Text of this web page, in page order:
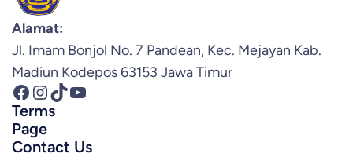
Alamat:
Jl. Imam Bonjol No. 7 Pandean, Kec. Mejayan Kab.
Madiun Kodepos 63153 Jawa Timur
Facebook InstagramTikTok YouTube
Terms
Page
Contact Us